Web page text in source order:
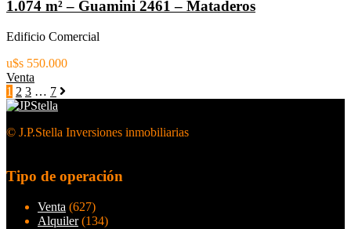
1.074 m² – Guamini 2461 – Mataderos
Edificio Comercial
u$s 550.000
Venta
1 2 3 … 7
© J.P.Stella Inversiones inmobiliarias
Tipo de operación
Venta (627)
Alquiler(134)